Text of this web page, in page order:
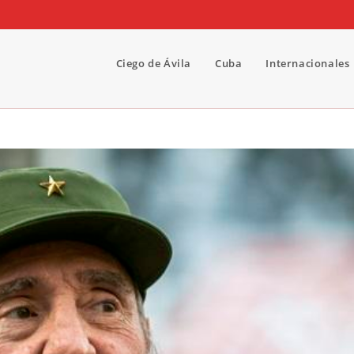
Ciego de Ávila Cuba Internacionales